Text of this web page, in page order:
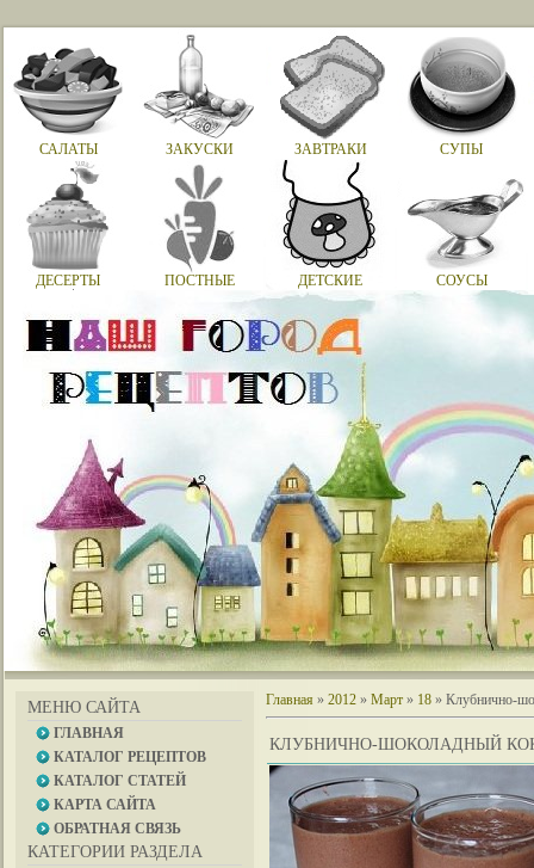
САЛАТЫ ЗАКУСКИ ЗАВТРАКИ СУПЫ
ДЕСЕРТЫ ПОСТНЫЕ ДЕТСКИЕ СОУСЫ
МЕНЮ САЙТА
ГЛАВНАЯ
КАТАЛОГ РЕЦЕПТОВ
КАТАЛОГ СТАТЕЙ
КАРТА САЙТА
ОБРАТНАЯ СВЯЗЬ
КАТЕГОРИИ РАЗДЕЛА
Главная » 2012 » Март » 18 » Клубнично-
КЛУБНИЧНО-ШОКОЛАДНЫЙ